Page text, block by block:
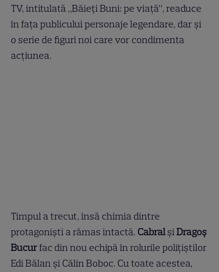
TV, intitulată „Băieți Buni: pe viață”, readuce
în fața publicului personaje legendare, dar și
o serie de figuri noi care vor condimenta
acțiunea.
Timpul a trecut, însă chimia dintre
protagoniști a rămas intactă. CabralșiDragoș
Bucurfac din nou echipă în rolurile polițiștilor
Edi Bălan și Călin Boboc. Cu toate acestea,